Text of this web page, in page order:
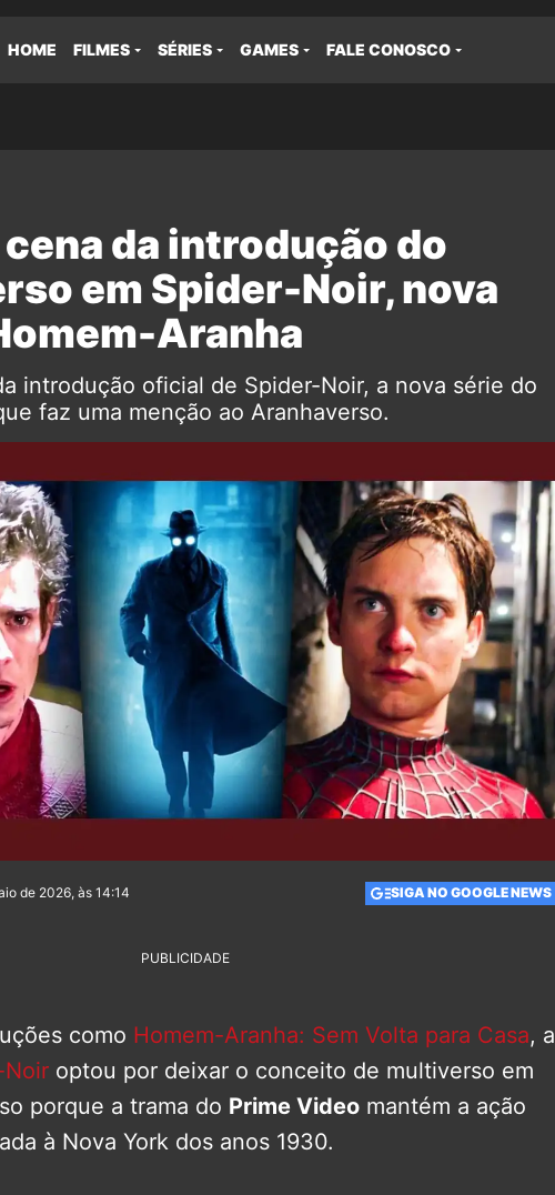
HOME FILMES SÉRIES GAMES FALE CONOSCO
da introdução do
em Spider-Noir, nova
Aranha
introdução oficial de Spider-Noir, a nova série do
faz uma menção ao Aranhaverso.
de 2026, às 14:14 SIGA NO GOOGLE NEWS
PUBLICIDADE
como Homem-Aranha: Sem Volta para Casa, a
Noir optou por deixar o conceito de multiverso em
porque a trama do Prime Video mantém a ação
à Nova York dos anos 1930.